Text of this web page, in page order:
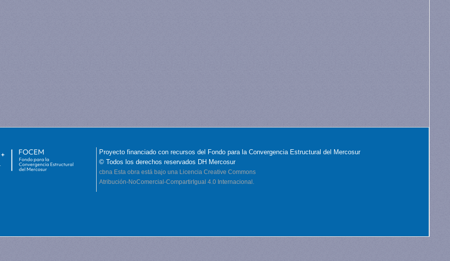
Proyecto financiado con recursos del Fondo para la Convergencia Estructural del Mercosur
© Todos los derechos reservados DH Mercosur
cbna Esta obra está bajo una Licencia Creative Commons
Atribución-NoComercial-CompartirIgual 4.0 Internacional.